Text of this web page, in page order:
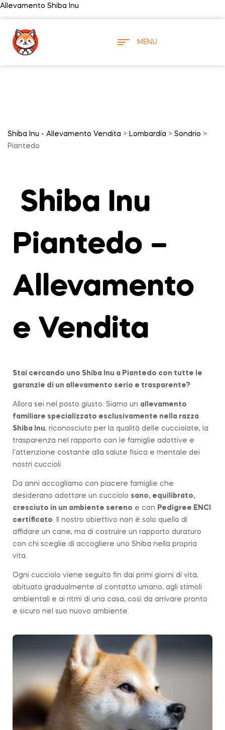
Allevamento Shiba Inu
MENU
Shiba Inu - Allevamento Vendita > Lombardía > Sondrio >
Piantedo
Shiba Inu
Piantedo –
Allevamento
e Vendita
Stai cercando uno Shiba Inu a Piantedo con tutte le
garanzie di un allevamento serio e trasparente?
Allora sei nel posto giusto. Siamo un allevamento
familiare specializzato esclusivamente nella razza
Shiba Inu, riconosciuto per la qualità delle cucciolate, la
trasparenza nel rapporto con le famiglie adottive e
l’attenzione costante alla salute fisica e mentale dei
nostri cuccioli.
Da anni accogliamo con piacere famiglie che
desiderano adottare un cucciolo sano, equilibrato,
cresciuto in un ambiente sereno e con Pedigree ENCI
certificato. Il nostro obiettivo non è solo quello di
affidare un cane, ma di costruire un rapporto duraturo
con chi sceglie di accogliere uno Shiba nella propria
vita.
Ogni cucciolo viene seguito fin dai primi giorni di vita,
abituato gradualmente al contatto umano, agli stimoli
ambientali e ai ritmi di una casa, così da arrivare pronto
e sicuro nel suo nuovo ambiente.